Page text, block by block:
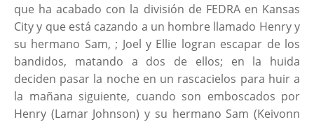
que ha acabado con la división de FEDRA en Kansas
City y que está cazando a un hombre llamado Henry y
su hermano Sam, ; Joel y Ellie logran escapar de los
bandidos, matando a dos de ellos; en la huida
deciden pasar la noche en un rascacielos para huir a
la mañana siguiente, cuando son emboscados por
Henry (Lamar Johnson) y su hermano Sam (Keivonn